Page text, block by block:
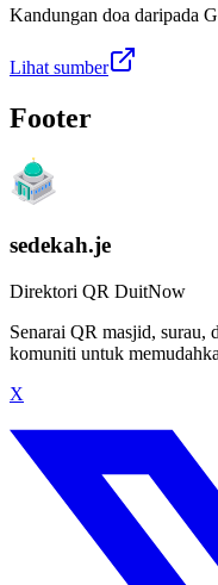
Kandungan doa daripada
Lihat sumber
Footer
sedekah.je
Direktori QR DuitNow
Senarai QR masjid, surau,
komuniti untuk
X